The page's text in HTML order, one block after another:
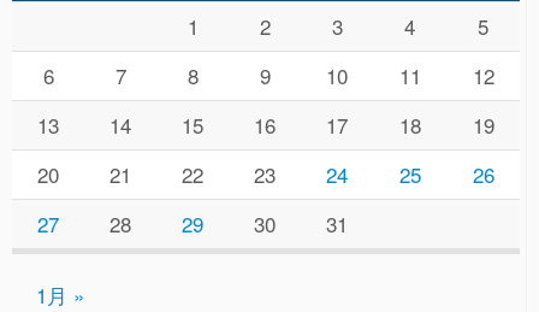
1 2 3 4
5
6
7 8 9 10 11
12
13
14 15 16 17 18
19
20
21 22 23 24 25
26
27
28 29 30 31
1月 »